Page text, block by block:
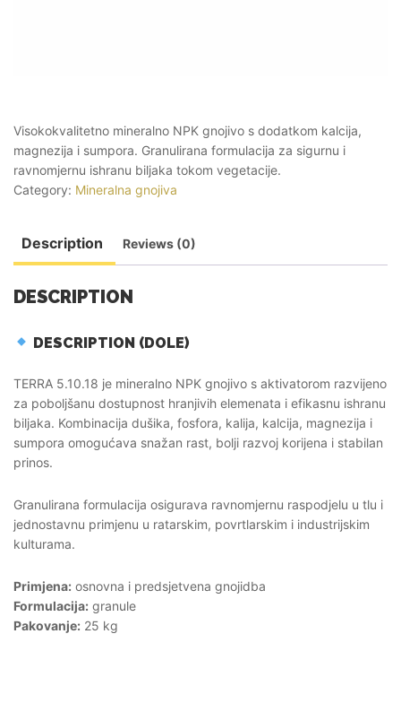
Visokokvalitetno mineralno NPK gnojivo s dodatkom kalcija,
magnezija i sumpora. Granulirana formulacija za sigurnu i
ravnomjernu ishranu biljaka tokom vegetacije.
Category: Mineralna gnojiva
Description Reviews (0)
DESCRIPTION
DESCRIPTION (DOLE)
TERRA 5.10.18 je mineralno NPK gnojivo s aktivatorom razvijeno
za poboljšanu dostupnost hranjivih elemenata i efikasnu ishranu
biljaka. Kombinacija dušika, fosfora, kalija, kalcija, magnezija i
sumpora omogućava snažan rast, bolji razvoj korijena i stabilan
prinos.
Granulirana formulacija osigurava ravnomjernu raspodjelu u tlu i
jednostavnu primjenu u ratarskim, povrtlarskim i industrijskim
kulturama.
Primjena: osnovna i predsjetvena gnojidba
Formulacija: granule
Pakovanje: 25 kg